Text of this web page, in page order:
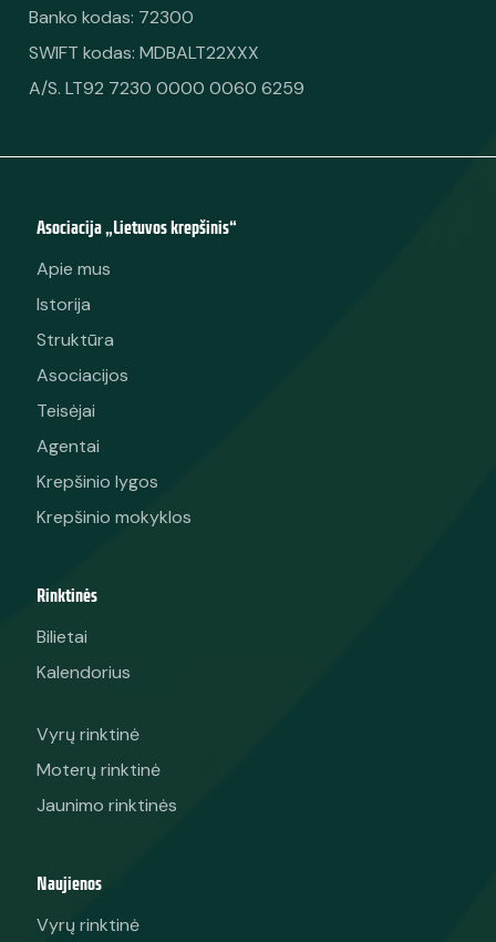
Banko kodas: 72300
SWIFT kodas: MDBALT22XXX
A/S. LT92 7230 0000 0060 6259
Asociacija „Lietuvos krepšinis“
Apie mus
Istorija
Struktūra
Asociacijos
Teisėjai
Agentai
Krepšinio lygos
Krepšinio mokyklos
Rinktinės
Bilietai
Kalendorius
Vyrų rinktinė
Moterų rinktinė
Jaunimo rinktinės
Naujienos
Vyrų rinktinė